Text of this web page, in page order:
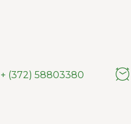
+ (372) 58803380